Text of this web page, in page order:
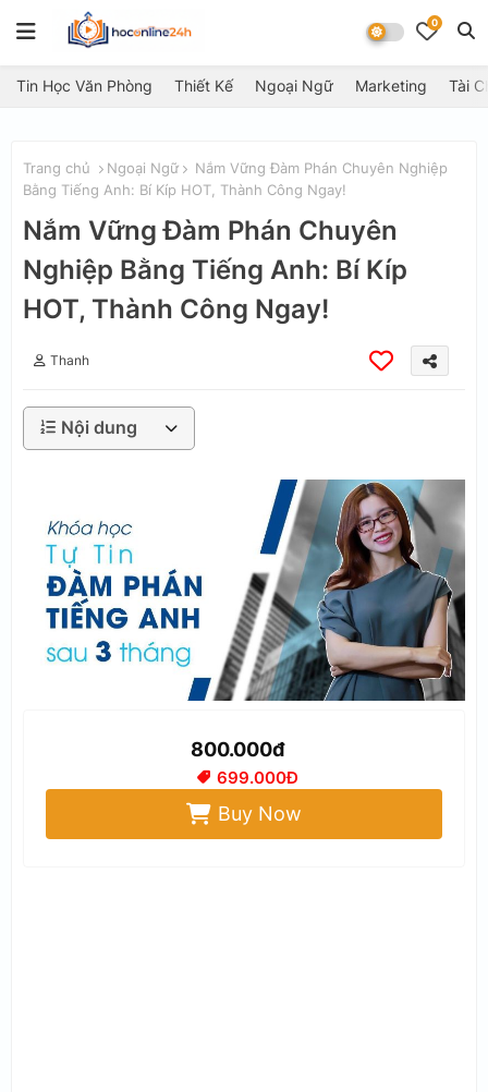
0
Tin Học Văn Phòng Thiết Kế Ngoại Ngữ Marketing Tài
Trang chủ Ngoại Ngữ
Nắm Vững Đàm Phán Chuyên Nghiệp
Bằng Tiếng Anh: Bí Kíp HOT, Thành Công Ngay!
Nắm Vững Đàm Phán Chuyên
Nghiệp Bằng Tiếng Anh: Bí Kíp
HOT, Thành Công Ngay!
Thanh
Nội dung
800.000đ
699.000Đ
Buy Now